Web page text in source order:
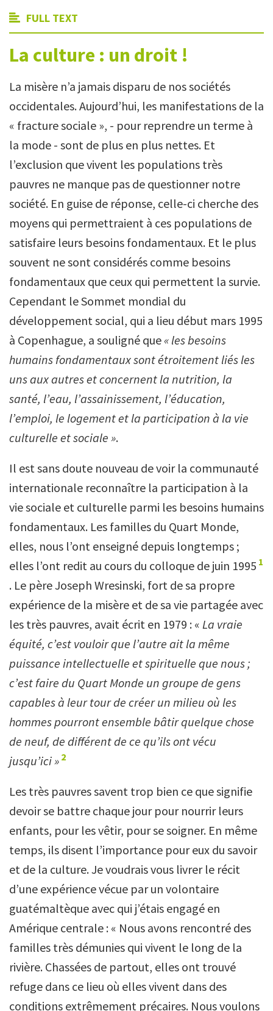
FULL TEXT
La culture : un droit !
La misère n’a jamais disparu de nos sociétés
occidentales. Aujourd’hui, les manifestations de la
« fracture sociale », - pour reprendre un terme à
la mode - sont de plus en plus nettes. Et
l’exclusion que vivent les populations très
pauvres ne manque pas de questionner notre
société. En guise de réponse, celle-ci cherche des
moyens qui permettraient à ces populations de
satisfaire leurs besoins fondamentaux. Et le plus
souvent ne sont considérés comme besoins
fondamentaux que ceux qui permettent la survie.
Cependant le Sommet mondial du
développement social, qui a lieu début mars 1995
à Copenhague, a souligné que « les besoins
humains fondamentaux sont étroitement liés les
uns aux autres et concernent la nutrition, la
santé, l’eau, l’assainissement, l’éducation,
l’emploi, le logement et la participation à la vie
culturelle et sociale ».
Il est sans doute nouveau de voir la communauté
internationale reconnaître la participation à la
vie sociale et culturelle parmi les besoins humains
fondamentaux. Les familles du Quart Monde,
elles, nous l’ont enseigné depuis longtemps ;
elles l’ont redit au cours du colloque de juin 1995 1
. Le père Joseph Wresinski, fort de sa propre
expérience de la misère et de sa vie partagée avec
les très pauvres, avait écrit en 1979 : « La vraie
équité, c’est vouloir que l’autre ait la même
puissance intellectuelle et spirituelle que nous ;
c’est faire du Quart Monde un groupe de gens
capables à leur tour de créer un milieu où les
hommes pourront ensemble bâtir quelque chose
de neuf, de différent de ce qu’ils ont vécu
jusqu’ici » 2
Les très pauvres savent trop bien ce que signifie
devoir se battre chaque jour pour nourrir leurs
enfants, pour les vêtir, pour se soigner. En même
temps, ils disent l’importance pour eux du savoir
et de la culture. Je voudrais vous livrer le récit
d’une expérience vécue par un volontaire
guatémaltèque avec qui j’étais engagé en
Amérique centrale : « Nous avons rencontré des
familles très démunies qui vivent le long de la
rivière. Chassées de partout, elles ont trouvé
refuge dans ce lieu où elles vivent dans des
conditions extrêmement précaires. Nous voulons